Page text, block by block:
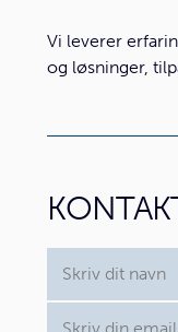
Vi leverer
og løsninger,